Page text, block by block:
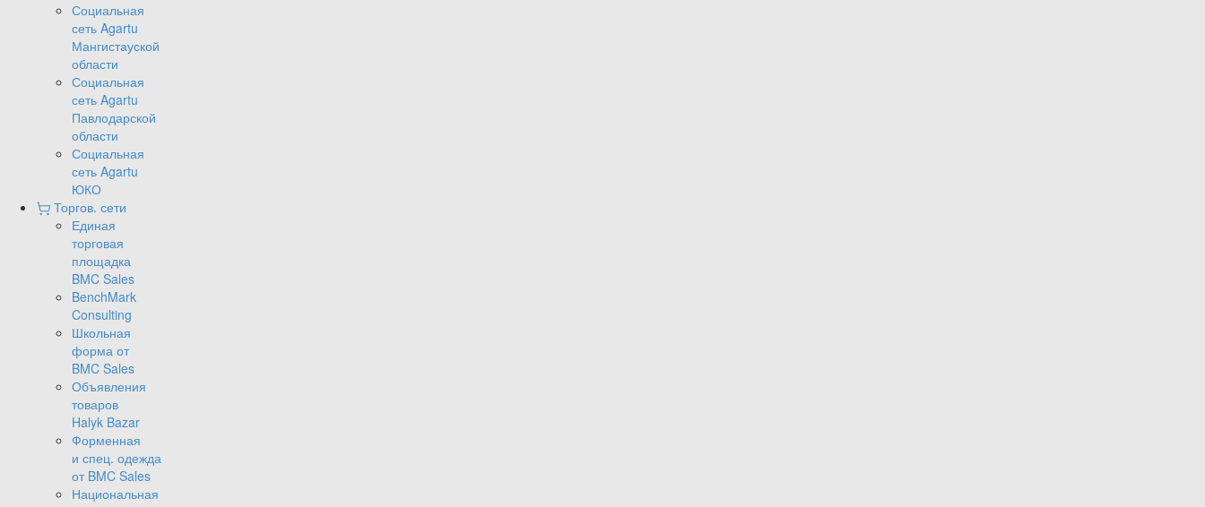
Социальная
сеть Agartu
Мангистауской
области
Социальная
сеть Agartu
Павлодарской
области
Социальная
сеть Agartu
ЮКО
Торгов. сети
Единая
торговая
площадка
BMC Sales
BenchMark
Consulting
Школьная
форма от
BMC Sales
Объявления
товаров
Halyk Bazar
Форменная
и спец. одежда
от BMC Sales
Национальная